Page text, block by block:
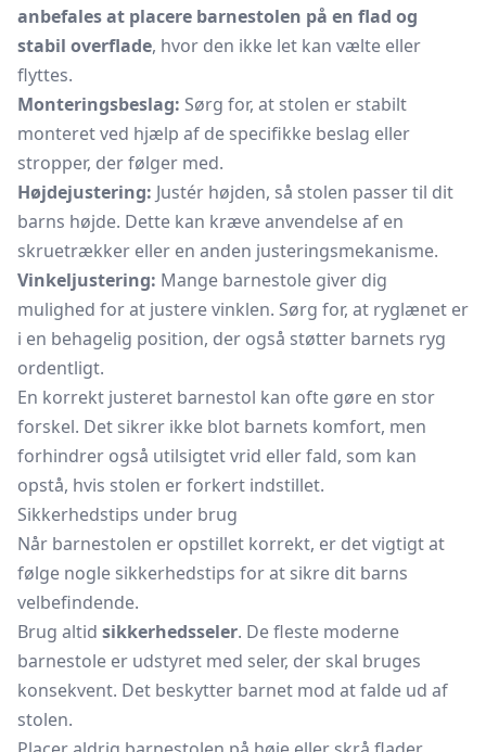
anbefales at placere barnestolen på en flad og
stabil overflade, hvor den ikke let kan vælte eller
flyttes.
Monteringsbeslag: Sørg for, at stolen er stabilt
monteret ved hjælp af de specifikke beslag eller
stropper, der følger med.
Højdejustering: Justér højden, så stolen passer til dit
barns højde. Dette kan kræve anvendelse af en
skruetrækker eller en anden justeringsmekanisme.
Vinkeljustering: Mange barnestole giver dig
mulighed for at justere vinklen. Sørg for, at ryglænet er
i en behagelig position, der også støtter barnets ryg
ordentligt.
En korrekt justeret barnestol kan ofte gøre en stor
forskel. Det sikrer ikke blot barnets komfort, men
forhindrer også utilsigtet vrid eller fald, som kan
opstå, hvis stolen er forkert indstillet.
Sikkerhedstips under brug
Når barnestolen er opstillet korrekt, er det vigtigt at
følge nogle sikkerhedstips for at sikre dit barns
velbefindende.
Brug altid sikkerhedsseler. De fleste moderne
barnestole er udstyret med seler, der skal bruges
konsekvent. Det beskytter barnet mod at falde ud af
stolen.